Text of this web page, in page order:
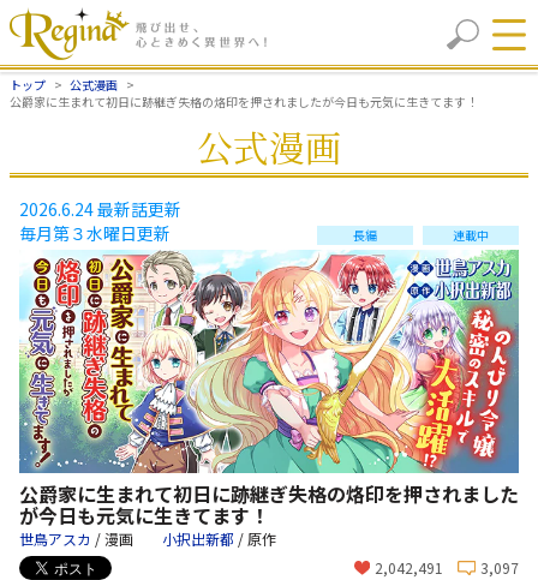
トップ
公式漫画
公爵家に生まれて初日に跡継ぎ失格の烙印を押されましたが今日も元気に生きてます！
公式漫画
2026.6.24 最新話更新
毎月第３水曜日更新
長編 連載中
公爵家に生まれて初日に跡継ぎ失格の烙印を押されました
が今日も元気に生きてます！
世鳥アスカ / 漫画 小択出新都 / 原作
2,042,491
3,097